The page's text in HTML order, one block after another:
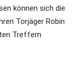
können sich die
Torjäger Robin
Treffern